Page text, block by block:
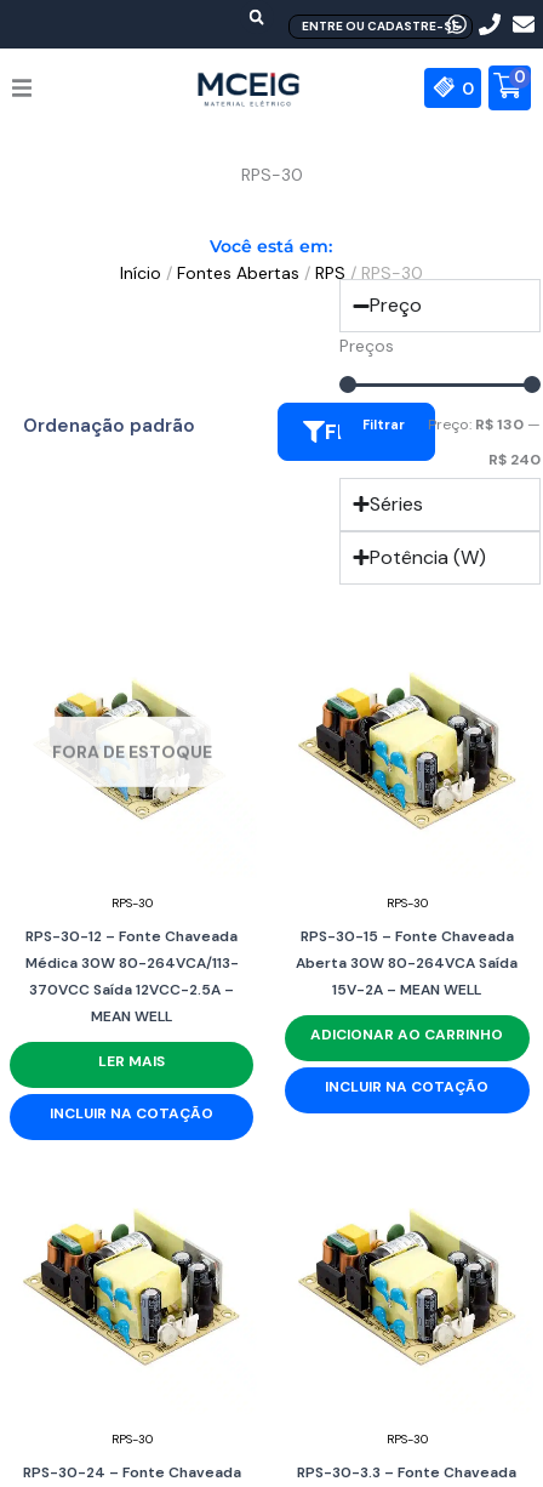
conteúdo
ENTRE OU CADASTRE-SE
0
0
RPS-30
Você está em:
Início / Fontes Abertas / RPS / RPS-30
FILTRAR
Preço
Preços
Filtrar Preço: R$ 130 —
R$ 240
Séries
Potência (W)
FORA DE ESTOQUE
RPS-30
RPS-30-12 – Fonte Chaveada
Médica 30W 80-264VCA/113-
370VCC Saída 12VCC-2.5A –
MEAN WELL
LER MAIS
INCLUIR NA COTAÇÃO
RPS-30
RPS-30-15 – Fonte Chaveada
Aberta 30W 80-264VCA Saída
15V-2A – MEAN WELL
ADICIONAR AO CARRINHO
INCLUIR NA COTAÇÃO
RPS-30
RPS-30-24 – Fonte Chaveada
RPS-30
RPS-30-3.3 – Fonte Chaveada